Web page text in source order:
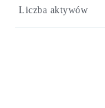
Liczba aktywów